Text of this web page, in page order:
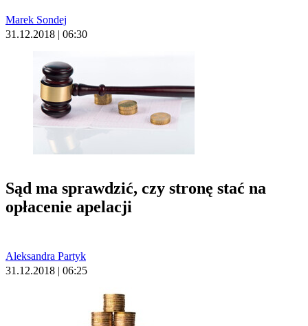
Marek Sondej
31.12.2018 | 06:30
Sąd ma sprawdzić, czy stronę stać na
opłacenie apelacji
Aleksandra Partyk
31.12.2018 | 06:25